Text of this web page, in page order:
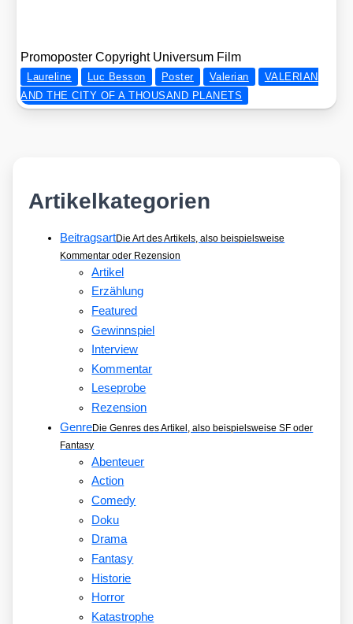
Pro­mo­pos­ter Copy­right Uni­ver­sum Film
Laureline Luc Besson Poster Valerian
VALERIAN
AND THE CITY OF A THOUSAND PLANETS
Artikelkategorien
BeitragsartDie Art des Artikels, also beispielsweise
Kommentar oder Rezension
Artikel
Erzählung
Featured
Gewinnspiel
Interview
Kommentar
Leseprobe
Rezension
GenreDie Genres des Artikel, also beispielsweise SF oder
Fantasy
Abenteuer
Action
Comedy
Doku
Drama
Fantasy
Historie
Horror
Katastrophe